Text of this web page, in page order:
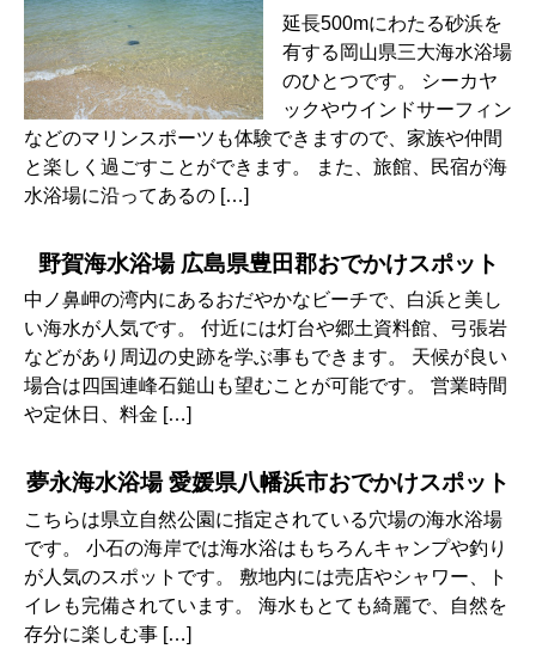
延長500mにわたる砂浜を
有する岡山県三大海水浴場
のひとつです。 シーカヤ
ックやウインドサーフィン
などのマリンスポーツも体験できますので、家族や仲間
と楽しく過ごすことができます。 また、旅館、民宿が海
水浴場に沿ってあるの […]
野賀海水浴場 広島県豊田郡おでかけスポット
中ノ鼻岬の湾内にあるおだやかなビーチで、白浜と美し
い海水が人気です。 付近には灯台や郷土資料館、弓張岩
などがあり周辺の史跡を学ぶ事もできます。 天候が良い
場合は四国連峰石鎚山も望むことが可能です。 営業時間
や定休日、料金 […]
夢永海水浴場 愛媛県八幡浜市おでかけスポット
こちらは県立自然公園に指定されている穴場の海水浴場
です。 小石の海岸では海水浴はもちろんキャンプや釣り
が人気のスポットです。 敷地内には売店やシャワー、ト
イレも完備されています。 海水もとても綺麗で、自然を
存分に楽しむ事 […]